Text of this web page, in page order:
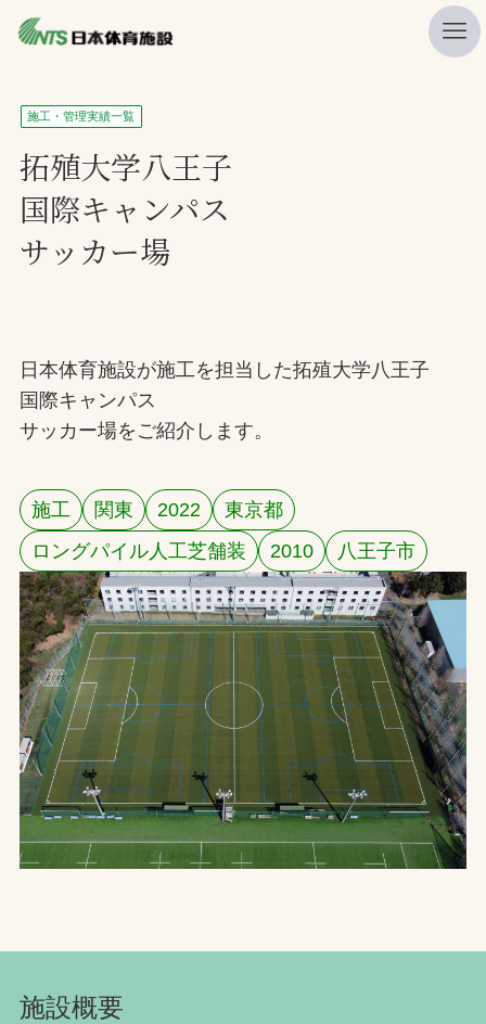
私たちの強み
ニュース
プレスリリース
レポート
会社概要
採用情報
お問合せ
お取引先の皆様へ
プライバシーポリシー
ソーシャルメディアポリシー
施工・管理実績一覧
拓殖大学八王子
国際キャンパス
サッカー場
日本体育施設が施工を担当した拓殖大学八王子
国際キャンパス
サッカー場をご紹介します。
施工 関東 2022
東京都
ロングパイル人工芝舗装
2010 八王子市
施設概要